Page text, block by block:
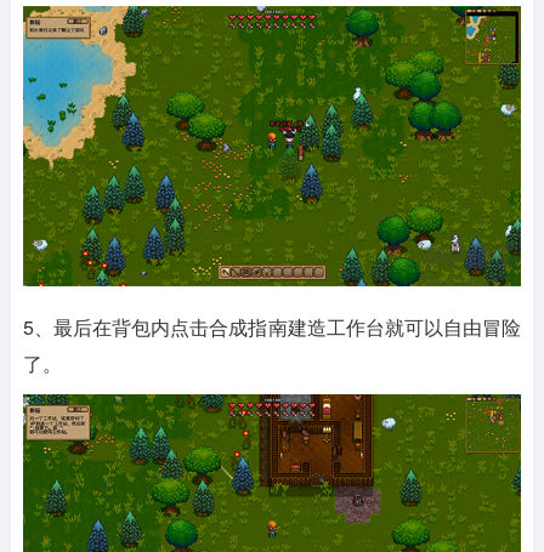
5、最后在背包内点击合成指南建造工作台就可以自由冒险
了。